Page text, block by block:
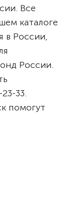
Все
каталоге
в России,
России.
33.
помогут